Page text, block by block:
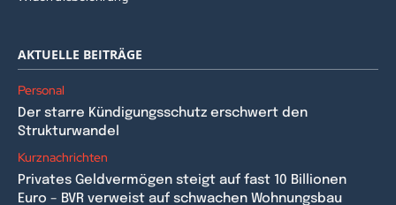
AKTUELLE BEITRÄGE
Personal
Der starre Kündigungsschutz erschwert den
Strukturwandel
Kurznachrichten
Privates Geldvermögen steigt auf fast 10 Billionen
Euro – BVR verweist auf schwachen Wohnungsbau